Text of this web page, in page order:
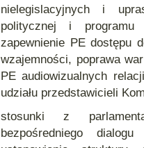
nielegislacyjnych i
politycznej i
zapewnienie PE dostępu
wzajemności, poprawa
PE audiowizualnych
udziału przedstawicieli
stosunki z
bezpośredniego